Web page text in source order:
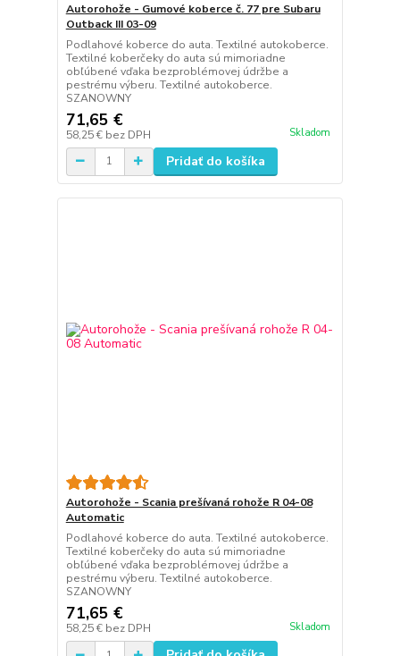
Autorohože - Gumové koberce č. 77 pre Subaru
Outback III 03-09
Podlahové koberce do auta. Textilné autokoberce.
Textilné koberčeky do auta sú mimoriadne
obľúbené vďaka bezproblémovej údržbe a
pestrému výberu. Textilné autokoberce.
SZANOWNY
71,65 €
58,25 € bez DPH Skladom
Pridať do košíka
Autorohože - Scania prešívaná rohože R 04-08
Automatic
Podlahové koberce do auta. Textilné autokoberce.
Textilné koberčeky do auta sú mimoriadne
obľúbené vďaka bezproblémovej údržbe a
pestrému výberu. Textilné autokoberce.
SZANOWNY
71,65 €
58,25 € bez DPH Skladom